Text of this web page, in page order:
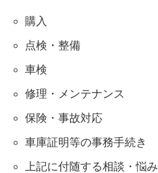
購入
点検・整備
車検
修理・メンテナンス
保険・事故対応
車庫証明等の事務手続き
上記に付随する相談・悩み